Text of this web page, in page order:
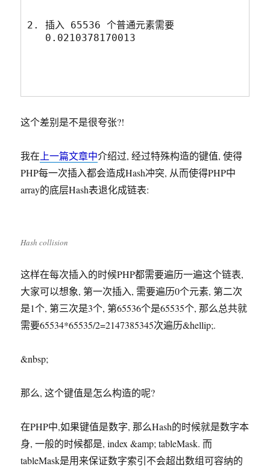
插入 65536 个普通元素需要
0.0210378170013
这个差别是不是很夸张?!
我在 上一篇文章中介绍过, 经过特殊构造的键值, 使得
PHP每一次插入都会造成Hash冲突, 从而使得PHP中
array的底层Hash表退化成链表:
Hash collision
这样在每次插入的时候PHP都需要遍历一遍这个链表,
大家可以想象, 第一次插入, 需要遍历0个元素, 第二次
是1个, 第三次是3个, 第65536个是65535个, 那么总共就
需要65534*65535/2=2147385345次遍历&hellip;.
&nbsp;
那么, 这个键值是怎么构造的呢?
在PHP中,如果键值是数字, 那么Hash的时候就是数字本
身, 一般的时候都是, index &amp; tableMask. 而
tableMask是用来保证数字索引不会超出数组可容纳的